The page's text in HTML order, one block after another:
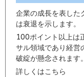
企業の成長を表した
は衰退を示します。
100ポイント以上は
サル領域であり経営
破綻が懸念されます。
詳しくはこちら